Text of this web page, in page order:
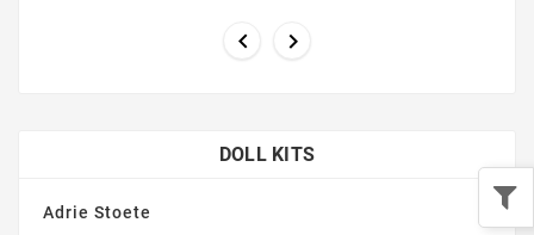
 
DOLL KITS
Adrie Stoete